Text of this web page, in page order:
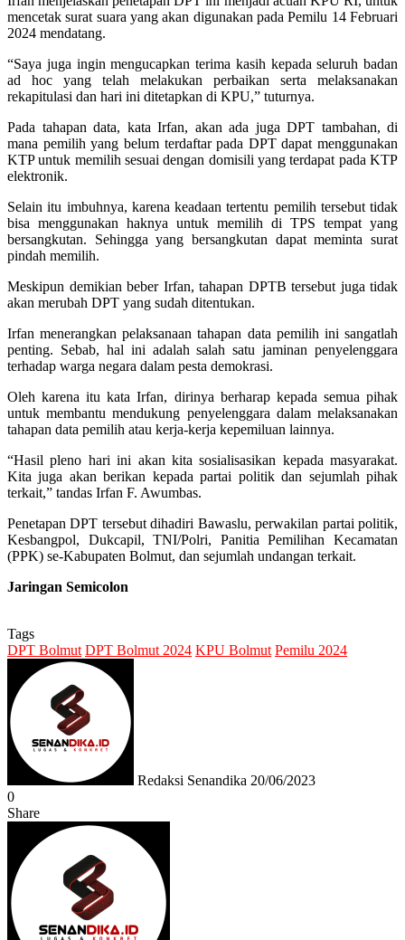
mencetak surat suara yang akan digunakan pada Pemilu 14 Februari
2024 mendatang.
“Saya juga ingin mengucapkan terima kasih kepada seluruh badan
ad hoc yang telah melakukan perbaikan serta melaksanakan
rekapitulasi dan hari ini ditetapkan di KPU,” tuturnya.
Pada tahapan data, kata Irfan, akan ada juga DPT tambahan, di
mana pemilih yang belum terdaftar pada DPT dapat menggunakan
KTP untuk memilih sesuai dengan domisili yang terdapat pada KTP
elektronik.
Selain itu imbuhnya, karena keadaan tertentu pemilih tersebut tidak
bisa menggunakan haknya untuk memilih di TPS tempat yang
bersangkutan. Sehingga yang bersangkutan dapat meminta surat
pindah memilih.
Meskipun demikian beber Irfan, tahapan DPTB tersebut juga tidak
akan merubah DPT yang sudah ditentukan.
Irfan menerangkan pelaksanaan tahapan data pemilih ini sangatlah
penting. Sebab, hal ini adalah salah satu jaminan penyelenggara
terhadap warga negara dalam pesta demokrasi.
Oleh karena itu kata Irfan, dirinya berharap kepada semua pihak
untuk membantu mendukung penyelenggara dalam melaksanakan
tahapan data pemilih atau kerja-kerja kepemiluan lainnya.
“Hasil pleno hari ini akan kita sosialisasikan kepada masyarakat.
Kita juga akan berikan kepada partai politik dan sejumlah pihak
terkait,” tandas Irfan F. Awumbas.
Penetapan DPT tersebut dihadiri Bawaslu, perwakilan partai politik,
Kesbangpol, Dukcapil, TNI/Polri, Panitia Pemilihan Kecamatan
(PPK) se-Kabupaten Bolmut, dan sejumlah undangan terkait.
Jaringan Semicolon
Tags
DPT Bolmut DPT Bolmut 2024 KPU Bolmut Pemilu 2024
Redaksi Senandika 20/06/2023
0
Share
Facebook
Messenger
Messenger
WhatsApp
Telegram